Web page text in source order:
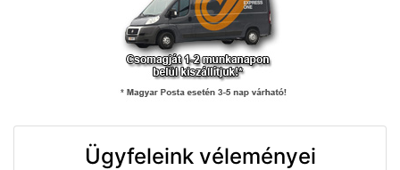
Ügyfeleink véleményei